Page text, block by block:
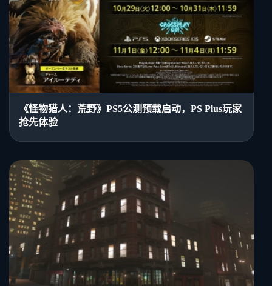
《怪物猎人：荒野》PS5公测预载启动，PS Plus玩家
抢先体验